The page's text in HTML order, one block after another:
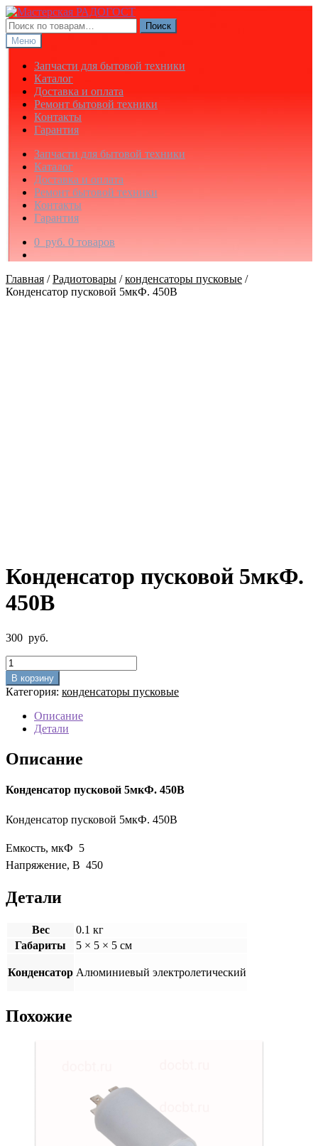
Перейти
к
навигации
Перейти
к
содержимому
Искать:
Поиск
Меню
Запчасти для бытовой техники
Каталог
Доставка и оплата
Ремонт бытовой техники
Контакты
Гарантия
Запчасти для бытовой техники
Каталог
Доставка и оплата
Ремонт бытовой техники
Контакты
Гарантия
0 руб. 0 товаров
Главная /Радиотовары /конденсаторы пусковые /
Конденсатор пусковой 5мкФ. 450В
Конденсатор пусковой 5мкФ.
450В
300 руб.
Количество
товара
Конденсатор
пусковой
5мкФ.
450В
В корзину
Категория: конденсаторы пусковые
Описание
Детали
Описание
Конденсатор пусковой 5мкФ. 450В
Конденсатор пусковой 5мкФ. 450В
Емкость, мкФ 5
Напряжение, В 450
Детали
Вес
0.1 кг
Габариты
5 × 5 × 5 см
Конденсатор Алюминиевый электролетический
Похожие